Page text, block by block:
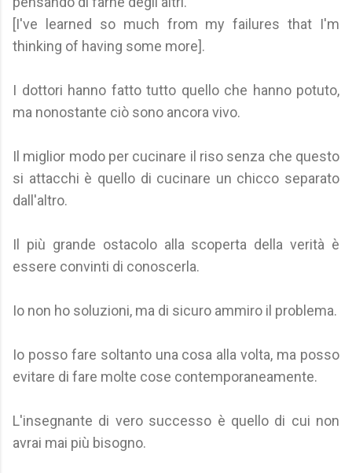
[I've learned so much from my failures that I'm
thinking of having some more].
I dottori hanno fatto tutto quello che hanno potuto,
ma nonostante ciò sono ancora vivo.
Il miglior modo per cucinare il riso senza che questo
si attacchi è quello di cucinare un chicco separato
dall'altro.
Il più grande ostacolo alla scoperta della verità è
essere convinti di conoscerla.
Io non ho soluzioni, ma di sicuro ammiro il problema.
Io posso fare soltanto una cosa alla volta, ma posso
evitare di fare molte cose contemporaneamente.
L'insegnante di vero successo è quello di cui non
avrai mai più bisogno.